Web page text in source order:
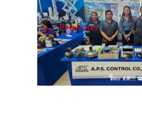
←Previous